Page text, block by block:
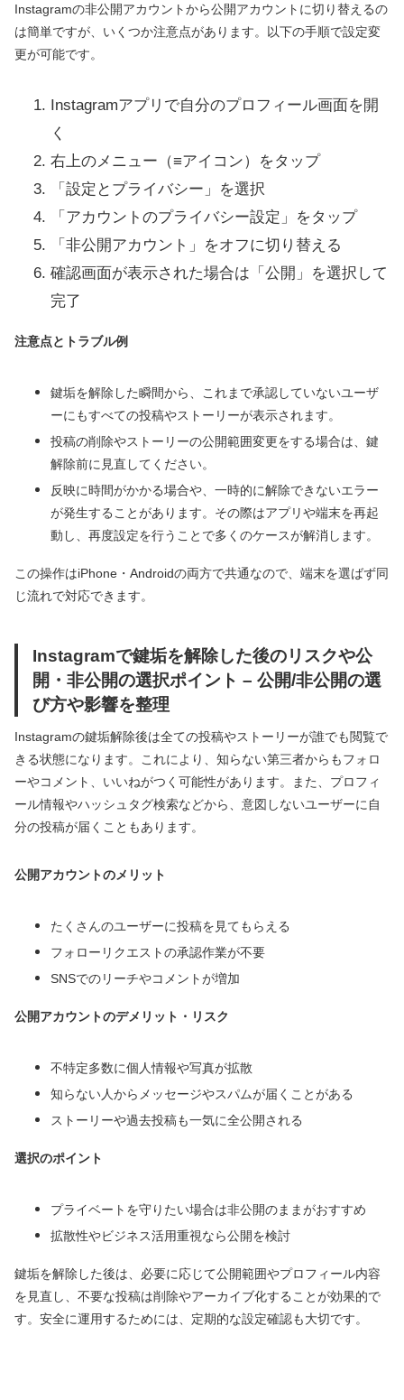
Instagramの非公開アカウントから公開アカウントに切り替えるの
は簡単ですが、いくつか注意点があります。以下の手順で設定変
更が可能です。
Instagramアプリで自分のプロフィール画面を開
く
右上のメニュー（≡アイコン）をタップ
「設定とプライバシー」を選択
「アカウントのプライバシー設定」をタップ
「非公開アカウント」をオフに切り替える
確認画面が表示された場合は「公開」を選択して
完了
注意点とトラブル例
鍵垢を解除した瞬間から、これまで承認していないユーザ
ーにもすべての投稿やストーリーが表示されます。
投稿の削除やストーリーの公開範囲変更をする場合は、鍵
解除前に見直してください。
反映に時間がかかる場合や、一時的に解除できないエラー
が発生することがあります。その際はアプリや端末を再起
動し、再度設定を行うことで多くのケースが解消します。
この操作はiPhone・Androidの両方で共通なので、端末を選ばず同
じ流れで対応できます。
Instagramで鍵垢を解除した後のリスクや公
開・非公開の選択ポイント – 公開/非公開の選
び方や影響を整理
Instagramの鍵垢解除後は全ての投稿やストーリーが誰でも閲覧で
きる状態になります。これにより、知らない第三者からもフォロ
ーやコメント、いいねがつく可能性があります。また、プロフィ
ール情報やハッシュタグ検索などから、意図しないユーザーに自
分の投稿が届くこともあります。
公開アカウントのメリット
たくさんのユーザーに投稿を見てもらえる
フォローリクエストの承認作業が不要
SNSでのリーチやコメントが増加
公開アカウントのデメリット・リスク
不特定多数に個人情報や写真が拡散
知らない人からメッセージやスパムが届くことがある
ストーリーや過去投稿も一気に全公開される
選択のポイント
プライベートを守りたい場合は非公開のままがおすすめ
拡散性やビジネス活用重視なら公開を検討
鍵垢を解除した後は、必要に応じて公開範囲やプロフィール内容
を見直し、不要な投稿は削除やアーカイブ化することが効果的で
す。安全に運用するためには、定期的な設定確認も大切です。